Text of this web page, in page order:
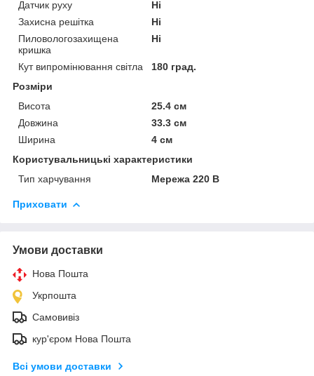
Датчик руху
Ні
Захисна решітка
Ні
Пиловологозахищена
кришка
Ні
Кут випромінювання світла
180 град.
Розміри
Висота
25.4 см
Довжина
33.3 см
Ширина
4 см
Користувальницькі характеристики
Тип харчування
Мережа 220 В
Приховати
Умови доставки
Нова Пошта
Укрпошта
Самовивіз
кур'єром Нова Пошта
Всі умови доставки